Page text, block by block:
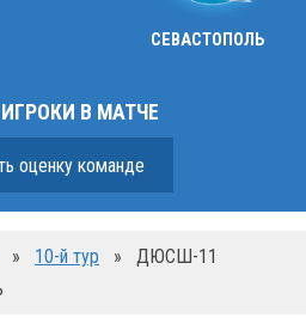
СЕВАСТОПОЛЬ
В МАТЧЕ
оценку команде
» 10-й тур »
ДЮСШ-11